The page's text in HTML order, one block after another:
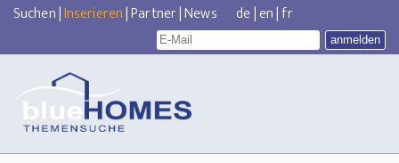
Suchen|Inserieren|Partner|News de|en|fr